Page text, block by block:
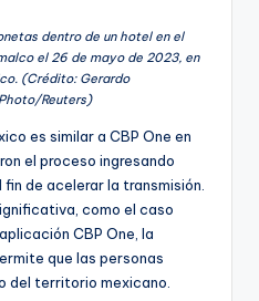
dentro de un hotel en el
el 26 de mayo de 2023, en
(Crédito: Gerardo
Reuters)
es similar a CBP One en
el proceso ingresando
de acelerar la transmisión.
como el caso
CBP One, la
que las personas
del territorio mexicano.